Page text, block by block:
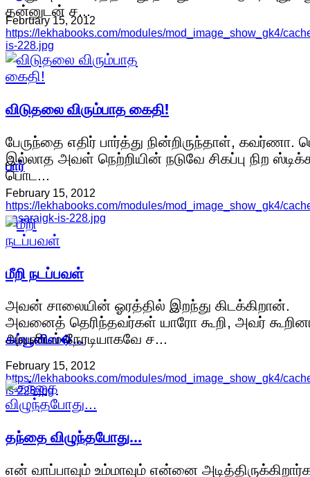
February 15, 2012
https://lekhabooks.com/modules/mod_image_show_gk4/
is-228.jpg
பார்
February 15, 2012
https://lekhabooks.com/modules/mod_image_show_gk4/
pasaraigk-is-228.jpg
கம்யூனிஸ�…
February 15, 2012
https://lekhabooks.com/modules/mod_image_show_gk4/
is-228.jpg
தன்னுடன் ச...
விடுதலை விரும்பாத கைதி!
பேருந்தை எதிர் பார்த்து நின்றிருந்தாள், கவர்ணா.
இல்லாத அவள் நெற்றியின் நடுவே சிகப்பு நிற
பொட...
மீறி நடப்பவள்
அவன் சாலையின் ஓரத்தில் இறந்து கிடக்கிறான்.
அவனைத் தெரிந்தவர்கள் யாரோ கூறி, அவர்
அவளிடம் நேரடியாகவே ச...
தந்தை விழுந்தபோது...
என் வாப்பாவும் உம்மாவும் என்னை